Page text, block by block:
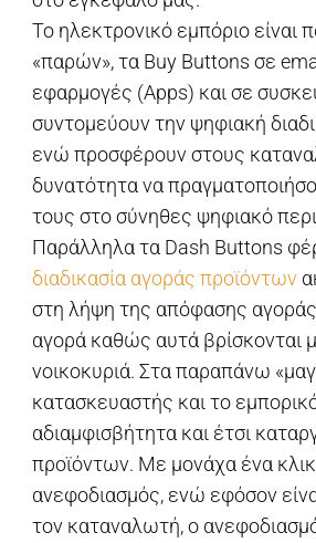
Το ηλεκτρονικό εμπόριο είναι
«παρών», τα Buy Buttons σε
εφαρμογές (Apps) και σε
συντομεύουν την ψηφιακή
ενώ προσφέρουν στους
δυνατότητα να
τους στο σύνηθες ψηφιακό
Παράλληλα τα Dash Buttons
διαδικασία αγοράς προϊόντων
στη λήψη της απόφασης
αγορά καθώς αυτά βρίσκονται
νοικοκυριά. Στα παραπάνω
κατασκευαστής και το
αδιαμφισβήτητα και έτσι
προϊόντων. Με μονάχα ένα
ανεφοδιασμός, ενώ εφόσον
τον καταναλωτή, ο